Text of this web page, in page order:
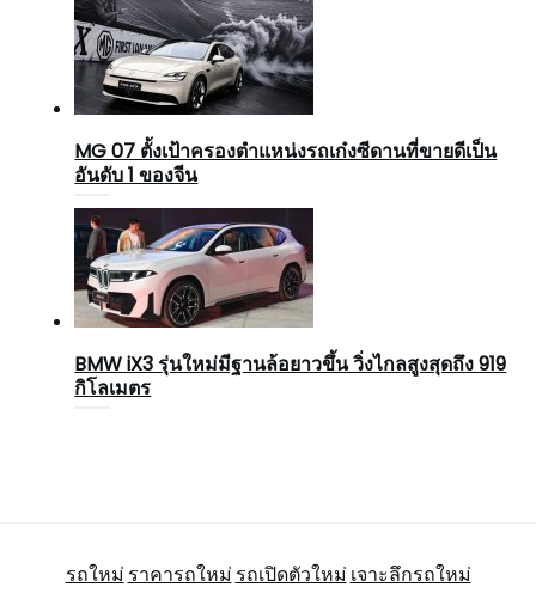
MG 07 ตั้งเป้าครองตำแหน่งรถเก๋งซีดานที่ขายดีเป็น
อันดับ 1 ของจีน
BMW iX3 รุ่นใหม่มีฐานล้อยาวขึ้น วิ่งไกลสูงสุดถึง 919
กิโลเมตร
รถใหม่ ราคารถใหม่ รถเปิดตัวใหม่ เจาะลึกรถใหม่